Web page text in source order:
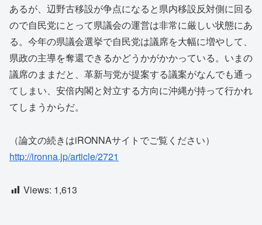
あるが、辺野古移設が争点になると県内移設反対側に回る
ので自民党にとって県議会の運営は非常に厳しい状態にあ
る。今年の県議会選挙で自民党は議席を大幅に増やして、
県政の主導を奪還できるかどうかがかかっている。いまの
議席のままだと、革新与党が提案する議案がなんでも通っ
てしまい、安倍内閣と対立する方向に沖縄が持って行かれ
てしまうからだ。
（論文の続きはiRONNAサイトでご覧ください）
http://ironna.jp/article/2721
Views: 1,613